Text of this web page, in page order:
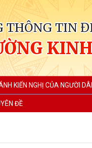
THÔNG TIN
KIẾN NGHỊ CỦA NGƯỜI
ĐỀ